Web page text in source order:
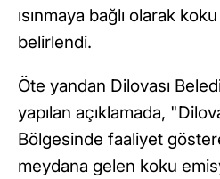
ısınmaya bağlı olarak
belirlendi.
Öte yandan Dilovası
yapılan açıklamada,
Bölgesinde faaliyet
meydana gelen koku